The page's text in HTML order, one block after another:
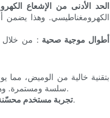
الحد الأدنى من الإشعاع
الكهرومغناطيسي. وهذا يضمن
أطوال موجية صحية : من خلال
سلسة ومستمرة. وهذا يضمن امتصاص الجلد والشعر للضوء الأحمر على النحو الأمثل، وتجنب أي وميض قد يعيق العملية العلاجية.
تجربة مستخدم: يوفر التشغيل الخالي من الوميض تجربة أكثر راحة ومتعة للمستخدم، مما يعزز الفعالية الإجمالية للعلاجات.